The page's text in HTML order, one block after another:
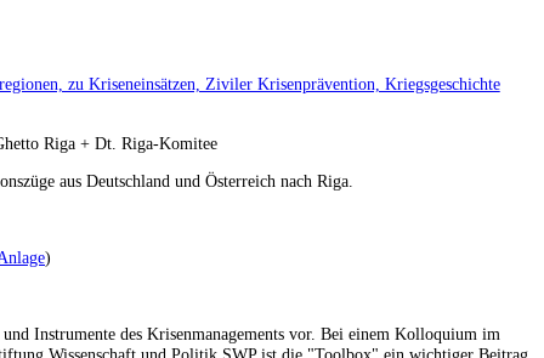
zu Kriseneinsätzen, Ziviler Krisenprävention, Kriegsgeschichte
Riga + Dt. Riga-Komitee
aus Deutschland und Österreich nach Riga.
)
Instrumente des Krisenmanagements vor. Bei einem Kolloquium im
Wissenschaft und Politik SWP ist die "Toolbox" ein wichtiger Beitrag